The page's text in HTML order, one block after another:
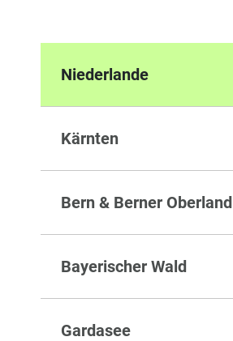
Niederlande
Kärnten
Bern & Berner Oberland
Bayerischer Wald
Gardasee